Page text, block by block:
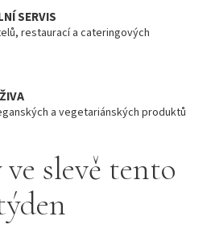
SERVIS
restaurací a cateringových
a vegetariánských produktů
slevě tento